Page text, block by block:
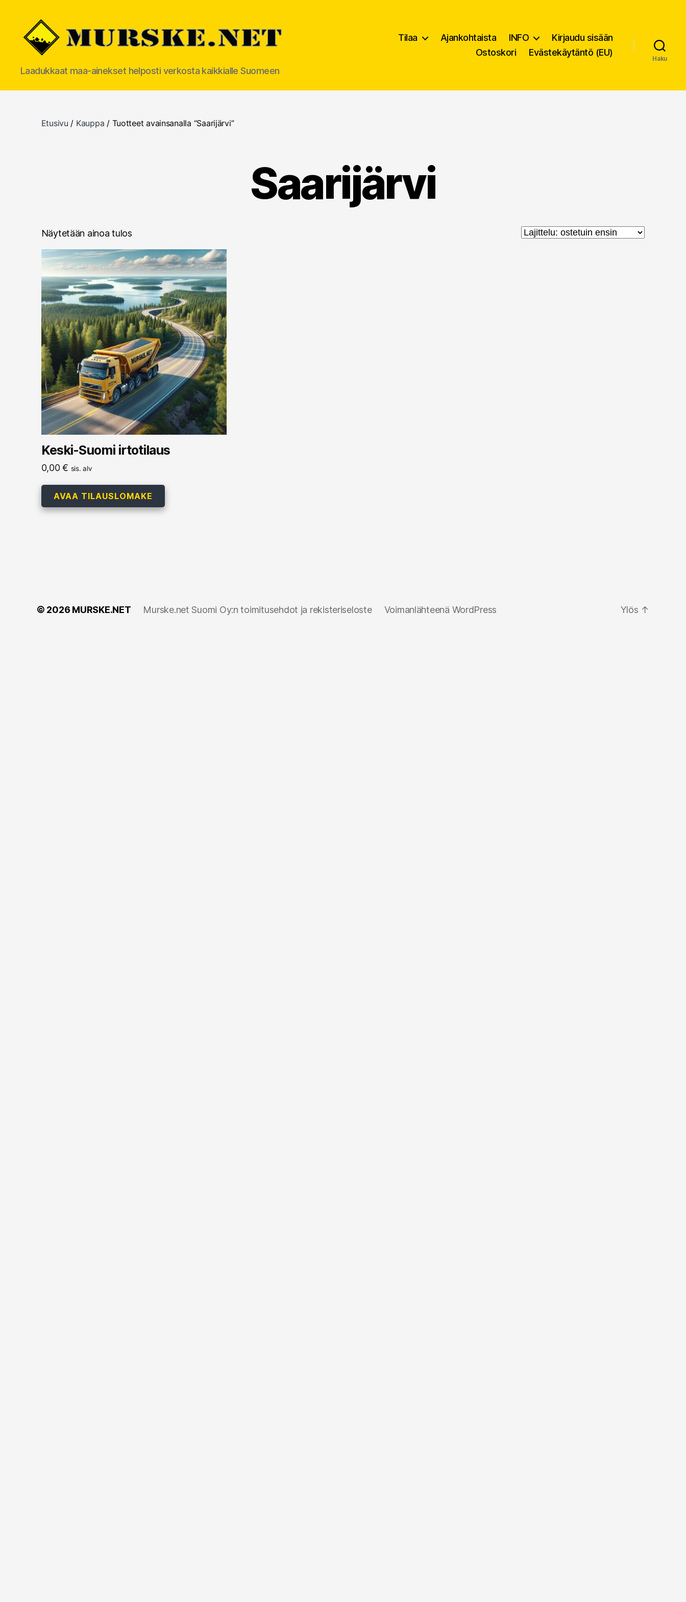
MURSKE.NET
Laadukkaat maa-ainekset helposti verkosta kaikkialle Suomeen
Tilaa Ajankohtaista INFO
Kirjaudu sisään
Ostoskori
Evästekäytäntö (EU)
Haku
Etusivu / Kauppa / Tuotteet avainsanalla “Saarijärvi”
Saarijärvi
Näytetään ainoa tulos
Keski-Suomi irtotilaus
0,00€ sis. alv
AVAA TILAUSLOMAKE
© 2026 MURSKE.NET Murske.net Suomi Oy:n toimitusehdot ja rekisteriseloste Voimanlähteenä WordPress Ylös ↑